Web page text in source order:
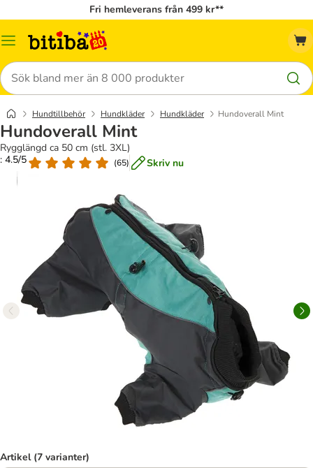
Fri hemleverans från 499 kr**
Meny
Sök
Hundtillbehör Hundkläder Hundkläder Hundoverall Mint
Hundoverall Mint
Rygglängd ca 50 cm (stl. 3XL)
: 4.5/5
(65) Skriv nu
Artikel (7 varianter)